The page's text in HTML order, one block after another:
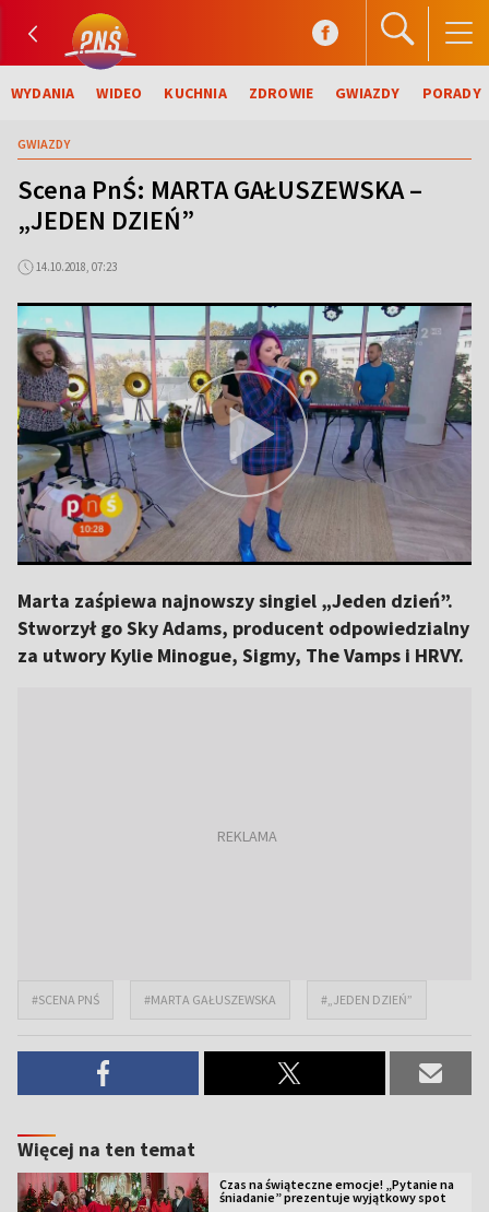
WYDANIA WIDEO KUCHNIA ZDROWIE GWIAZDY PORADY
GWIAZDY
Scena PnŚ: MARTA GAŁUSZEWSKA –
„JEDEN DZIEŃ”
14.10.2018, 07:23
Marta zaśpiewa najnowszy singiel „Jeden dzień”.
Stworzył go Sky Adams, producent odpowiedzialny
za utwory Kylie Minogue, Sigmy, The Vamps i HRVY.
#SCENA PNŚ #MARTA GAŁUSZEWSKA #„JEDEN DZIEŃ”
Więcej na ten temat
Czas na świąteczne emocje! „Pytanie na
śniadanie” prezentuje wyjątkowy spot